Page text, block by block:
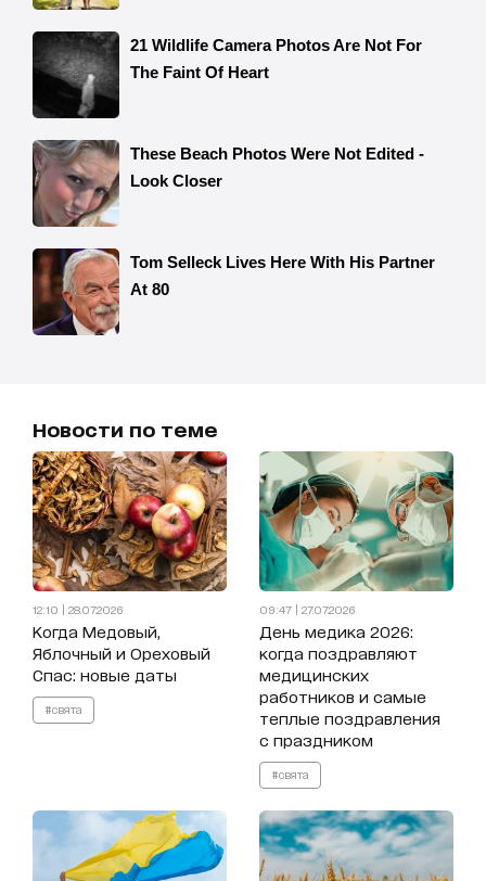
Новости по теме
12:10 | 28.07.2026
Когда Медовый,
Яблочный и Ореховый
Спас: новые даты
#свята
09:47 | 27.07.2026
День медика 2026:
когда поздравляют
медицинских
работников и самые
теплые поздравления
с праздником
#свята